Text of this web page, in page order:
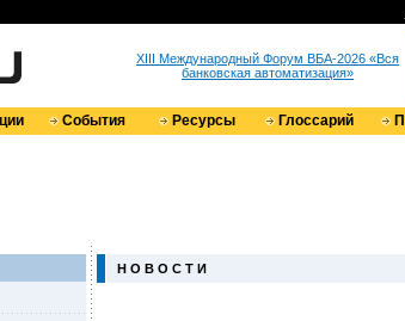
XIII Международный Форум ВБА-2026 «Вся
банковская автоматизация»
События Ресурсы Глоссарий
Н О В О С Т И